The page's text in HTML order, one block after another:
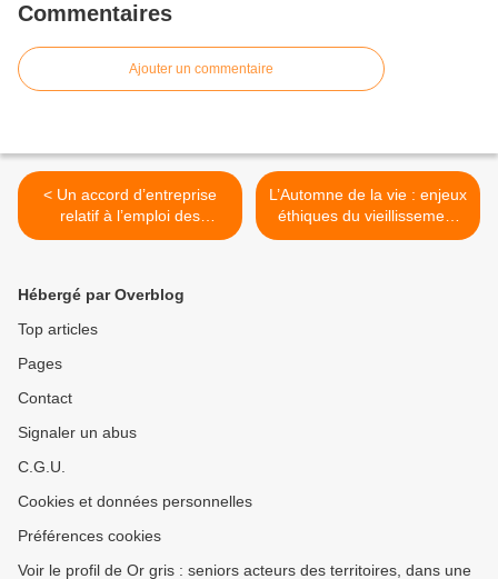
Commentaires
Ajouter un commentaire
< Un accord d’entreprise
relatif à l’emploi des
seniors.
L’Automne de la vie : enjeux
éthiques du vieillissement
(livre >
Hébergé par Overblog
Top articles
Pages
Contact
Signaler un abus
C.G.U.
Cookies et données personnelles
Préférences cookies
Voir le profil de Or gris : seniors acteurs des territoires, dans une